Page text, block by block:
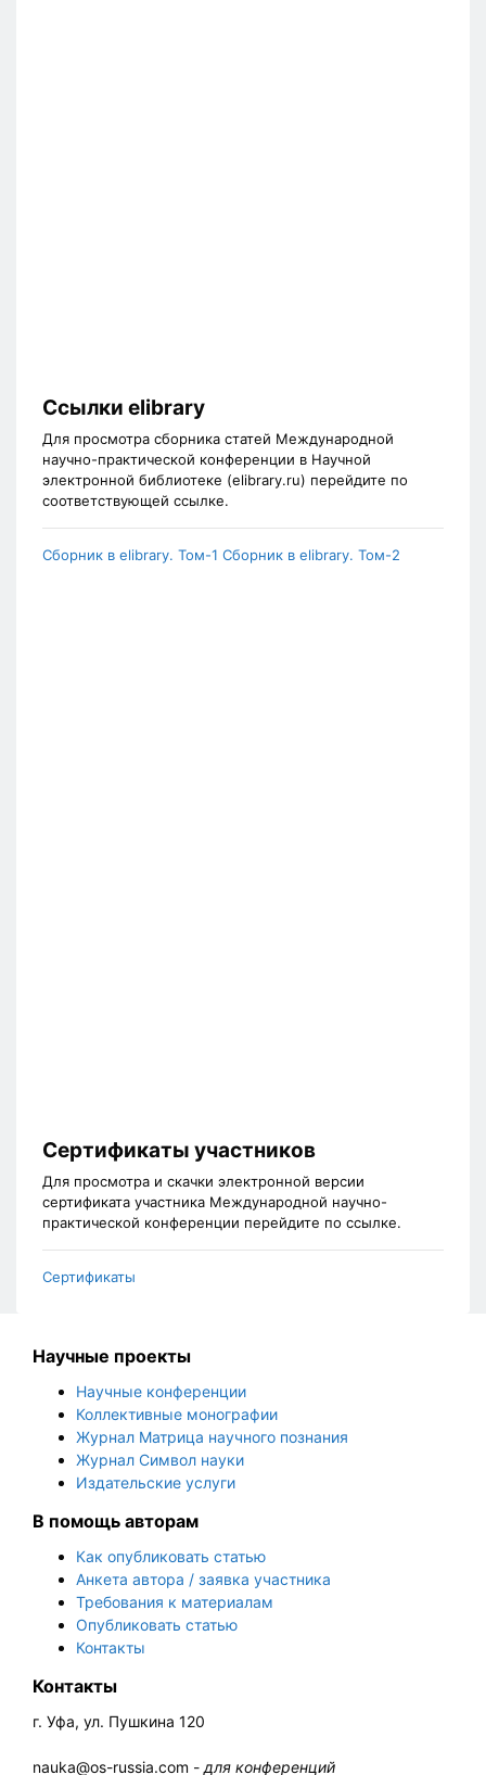
Ссылки elibrary
Для просмотра сборника статей Международной
научно-практической конференции в Научной
электронной библиотеке (elibrary.ru) перейдите по
соответствующей ссылке.
Сборник в elibrary. Том-1 Сборник в elibrary. Том-2
Сертификаты участников
Для просмотра и скачки электронной версии
сертификата участника Международной научно-
практической конференции перейдите по ссылке.
Сертификаты
Научные проекты
Научные конференции
Коллективные монографии
Журнал Матрица научного познания
Журнал Символ науки
Издательские услуги
В помощь авторам
Как опубликовать статью
Анкета автора / заявка участника
Требования к материалам
Опубликовать статью
Контакты
Контакты
г. Уфа, ул. Пушкина 120
nauka@os-russia.com - для конференций